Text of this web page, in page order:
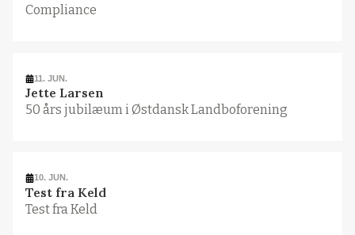
Compliance
11. JUN.
Jette Larsen
50 års jubilæum i Østdansk Landboforening
10. JUN.
Test fra Keld
Test fra Keld